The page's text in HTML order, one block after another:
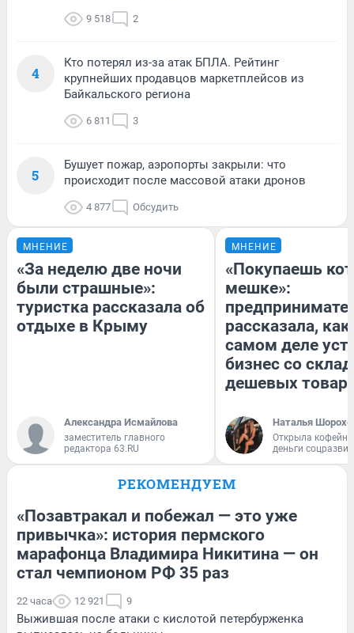
9 518 2
4
Кто потерял из-за атак БПЛА. Рейтинг
крупнейших продавцов маркетплейсов из
Байкальского региона
6 811 3
5
Бушует пожар, аэропорты закрыли: что
происходит после массовой атаки дронов
4 877 Обсудить
МНЕНИЕ
«За неделю две ночи
были страшные»:
туристка рассказала об
отдыхе в Крыму
Александра Исмайлова
заместитель главного
редактора 63.RU
МНЕНИЕ
«Покупаешь
мешке»:
рассказала, как
самом деле
бизнес со
дешевых
Наталья
Открыла
деньги
РЕКОМЕНДУЕМ
«Позавтракал и побежал — это уже
привычка»: история пермского
марафонца Владимира Никитина — он
стал чемпионом РФ 35 раз
22 часа 12 921 9
Выжившая после атаки с кислотой петербурженка